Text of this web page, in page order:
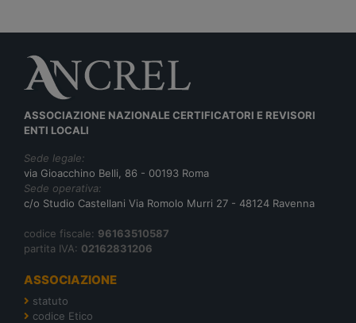
ASSOCIAZIONE NAZIONALE CERTIFICATORI E REVISORI
ENTI LOCALI
Sede legale:
via Gioacchino Belli, 86 - 00193 Roma
Sede operativa:
c/o Studio Castellani Via Romolo Murri 27 - 48124 Ravenna
codice fiscale: 96163510587
partita IVA: 02162831206
ASSOCIAZIONE
statuto
codice Etico